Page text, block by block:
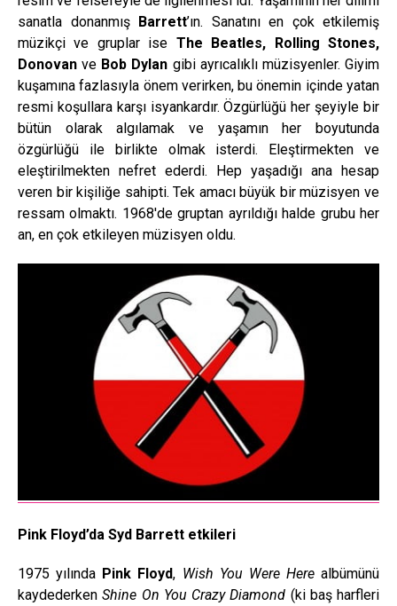
sanatla donanmış Barrett’ın. Sanatını en çok etkilemiş
müzikçi ve gruplar ise The Beatles, Rolling Stones,
Donovan ve Bob Dylan gibi ayrıcalıklı müzisyenler. Giyim
kuşamına fazlasıyla önem verirken, bu önemin içinde yatan
resmi koşullara karşı isyankardır. Özgürlüğü her şeyiyle bir
bütün olarak algılamak ve yaşamın her boyutunda
özgürlüğü ile birlikte olmak isterdi. Eleştirmekten ve
eleştirilmekten nefret ederdi. Hep yaşadığı ana hesap
veren bir kişiliğe sahipti. Tek amacı büyük bir müzisyen ve
ressam olmaktı. 1968′de gruptan ayrıldığı halde grubu her
an, en çok etkileyen müzisyen oldu.
Pink Floyd’da Syd Barrett etkileri
1975 yılında Pink Floyd, Wish You Were Herealbümünü
kaydederkenShine On You Crazy Diamond (ki baş harfleri